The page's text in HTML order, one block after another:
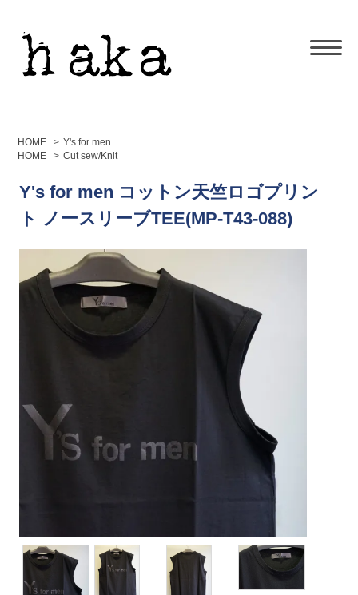
HOME > Y's for men
HOME
> Cut sew/Knit
Y's for men コットン天竺ロゴプリン
ト ノースリーブTEE(MP-T43-088)